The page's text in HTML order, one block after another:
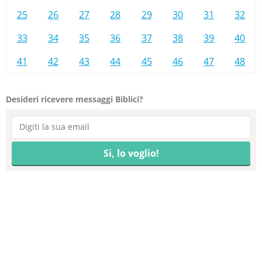
25
26 27 28 29 30 31
32
33
34 35 36 37 38 39
40
41
42 43 44 45 46 47 48
Desideri ricevere messaggi Biblici?